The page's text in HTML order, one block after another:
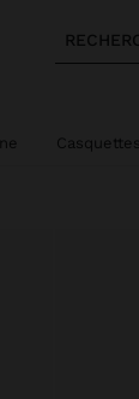
Casquettes